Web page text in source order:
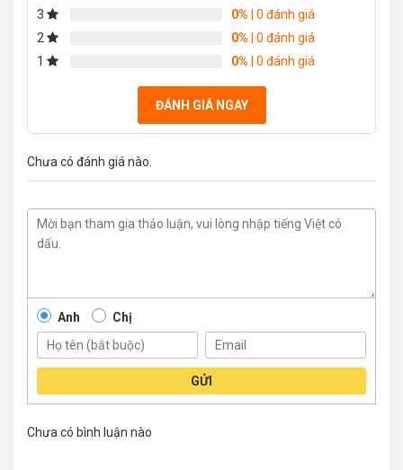
3
0% | 0 đánh giá
2
0% | 0 đánh giá
1
0% | 0 đánh giá
ĐÁNH GIÁ NGAY
Chưa có đánh giá nào.
Anh Chị
GỬI
Chưa có bình luận nào